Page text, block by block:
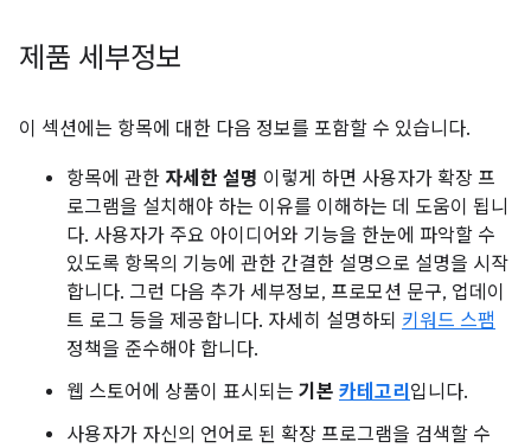
제품 세부정보
이 섹션에는 항목에 대한 다음 정보를 포함할 수 있습니다.
항목에 관한 자세한 설명 이렇게 하면 사용자가 확장 프
로그램을 설치해야 하는 이유를 이해하는 데 도움이 됩니
다. 사용자가 주요 아이디어와 기능을 한눈에 파악할 수
있도록 항목의 기능에 관한 간결한 설명으로 설명을 시작
합니다. 그런 다음 추가 세부정보, 프로모션 문구, 업데이
트 로그 등을 제공합니다. 자세히 설명하되 키워드 스팸
정책을 준수해야 합니다.
웹 스토어에 상품이 표시되는 기본 카테고리 입니다.
사용자가 자신의 언어로 된 확장 프로그램을 검색할 수